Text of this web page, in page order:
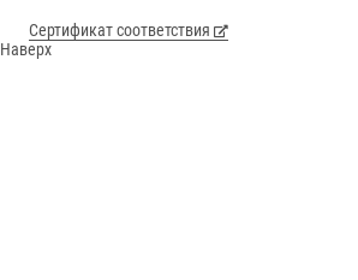
Сертификат соответствия
Наверх